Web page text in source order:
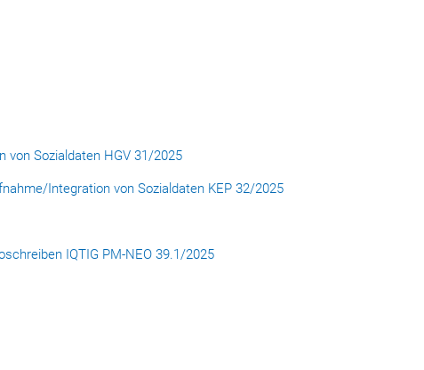
von Sozialdaten HGV 31/2025
Integration von Sozialdaten KEP 32/2025
IQTIG PM-NEO 39.1/2025